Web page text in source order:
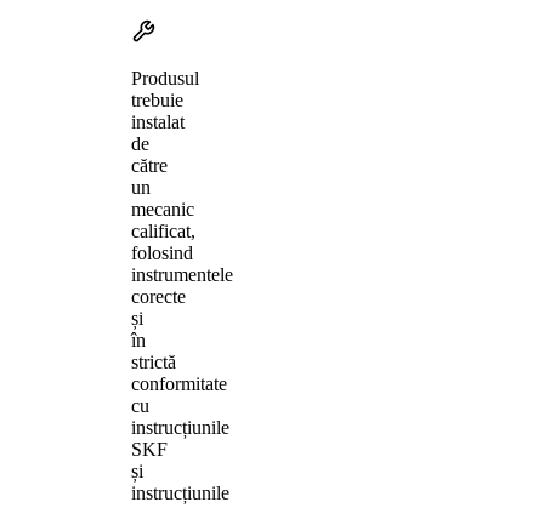
Produsul
trebuie
instalat
de
către
un
mecanic
calificat,
folosind
instrumentele
corecte
și
în
strictă
conformitate
cu
instrucțiunile
SKF
și
instrucțiunile